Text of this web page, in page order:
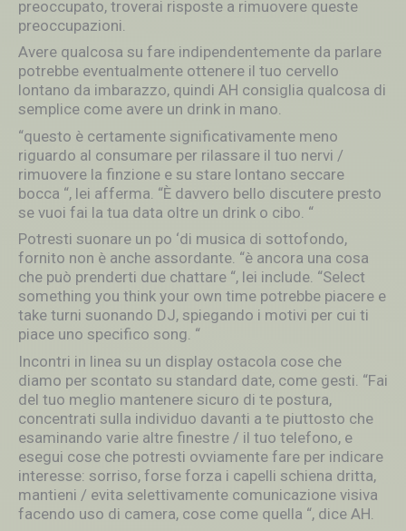
preoccupato, troverai risposte a rimuovere queste
preoccupazioni.
Avere qualcosa su fare indipendentemente da parlare
potrebbe eventualmente ottenere il tuo cervello
lontano da imbarazzo, quindi AH consiglia qualcosa di
semplice come avere un drink in mano.
“questo è certamente significativamente meno
riguardo al consumare per rilassare il tuo nervi /
rimuovere la finzione e su stare lontano seccare
bocca “, lei afferma. “È davvero bello discutere presto
se vuoi fai la tua data oltre un drink o cibo. “
Potresti suonare un po ‘di musica di sottofondo,
fornito non è anche assordante. “è ancora una cosa
che può prenderti due chattare “, lei include. “Select
something you think your own time potrebbe piacere e
take turni suonando DJ, spiegando i motivi per cui ti
piace uno specifico song. “
Incontri in linea su un display ostacola cose che
diamo per scontato su standard date, come gesti. “Fai
del tuo meglio mantenere sicuro di te postura,
concentrati sulla individuo davanti a te piuttosto che
esaminando varie altre finestre / il tuo telefono, e
esegui cose che potresti ovviamente fare per indicare
interesse: sorriso, forse forza i capelli schiena dritta,
mantieni / evita selettivamente comunicazione visiva
facendo uso di camera, cose come quella “, dice AH.